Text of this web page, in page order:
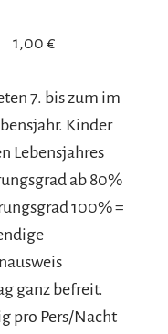
1,00 €
7. bis zum im
Kinder
Lebensjahres
ab 80%
100% =
ganz befreit.
pro Pers/Nacht